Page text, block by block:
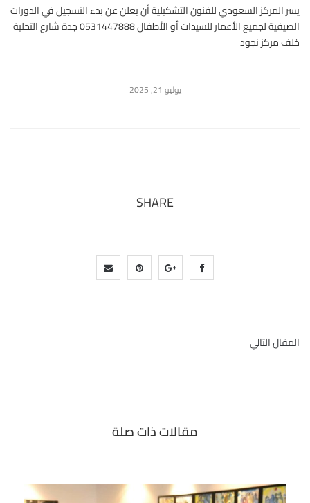
يسر المركز السعودي للفنون التشكيلية أن يعلن عن بدء التسجيل في الدورات
الصيفية لجميع الأعمار للسيدات أو الأطفال 0531447888 جدة شارع التحلية
خلف مركز نجود
يوليو 21, 2025
SHARE
المقال التالي
مقالات ذات صلة